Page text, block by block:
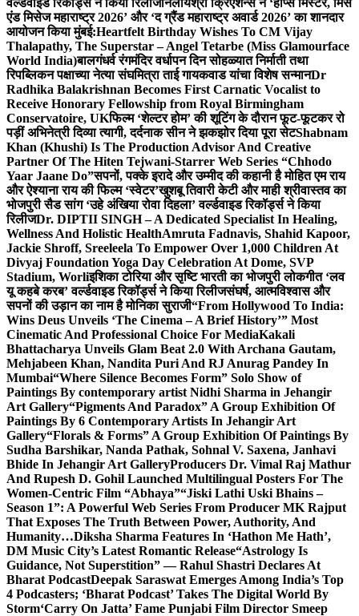
वर्ल्डवाइड रिकॉर्ड्स ने किया रिलीजनिलायश्री क्रिएशन्स ने ‘होप्स मिस्टर, मिस
एंड मिसेज महाराष्ट्र 2026’ और ‘द ग्रैंड महाराष्ट्र अवार्ड 2026’ का शानदार
आयोजन किया मुंबई:Heartfelt Birthday Wishes To CM Vijay
Thalapathy, The Superstar – Angel Tetarbe (Miss Glamourface
World India)बालगंधर्व रंगमंदिर वर्धापन दिन सोहळ्यात निर्माती तथा
रिपब्लिकन पक्षाच्या नेत्या संघमित्रा ताई गायकवाड यांचा विशेष सन्मानDr
Radhika Balakrishnan Becomes First Carnatic Vocalist to
Receive Honorary Fellowship from Royal Birmingham
Conservatoire, UKफिल्म ‘शेल्टर होम’ की शूटिंग के दौरान फूट-फूटकर रो
पड़ीं अभिनेत्री दिव्या त्यागी, दर्दनाक सीन ने झकझोर दिया पूरा सेटShabnam
Khan (Khushi) Is The Production Advisor And Creative
Partner Of The Hiten Tejwani-Starrer Web Series “Chhodo
Yaar Jaane Do”सपनों, पक्के इरादे और उम्मीद की कहानी है मोहित एम राय
और ऐश्याना राय की फिल्म ‘स्वेटर’खुशबू तिवारी केटी और माही श्रीवास्तव का
भोजपुरी सैड सांग ‘उहे अंखिया रोवा दिहला’ वर्ल्डवाइड रिकॉर्ड्स ने किया
रिलीजDr. DIPTII SINGH – A Dedicated Specialist In Healing,
Wellness And Holistic HealthAmruta Fadnavis, Shahid Kapoor,
Jackie Shroff, Sreeleela To Empower Over 1,000 Children At
Divyaj Foundation Yoga Day Celebration At Dome, SVP
Stadium, Worliइशिका टोरिया और सृष्टि भारती का भोजपुरी लोकगीत ‘लव
यू कहबे करब’ वर्ल्डवाइड रिकॉर्ड्स ने किया रिलीजसंघर्ष, आत्मविश्वास और
सपनों की उड़ान का नाम है मोनिका सुराजी“From Hollywood To India:
Wins Deus Unveils ‘The Cinema – A Brief History’” Most
Cinematic And Professional Choice For MediaKakali
Bhattacharya Unveils Glam Beat 2.0 With Archana Gautam,
Mehjabeen Khan, Nandita Puri And RJ Anurag Pandey In
Mumbai“Where Silence Becomes Form” Solo Show of
Paintings By contemporary artist Nidhi Sharma in Jehangir
Art Gallery“Pigments And Paradox” A Group Exhibition Of
Paintings By 6 Contemporary Artists In Jehangir Art
Gallery“Florals & Forms” A Group Exhibition Of Paintings By
Sudha Barshikar, Nanda Pathak, Sohnal V. Saxena, Janhavi
Bhide In Jehangir Art GalleryProducers Dr. Vimal Raj Mathur
And Rupesh D. Gohil Launched Multilingual Posters For The
Women-Centric Film “Abhaya”“Jiski Lathi Uski Bhains –
Season 1”: A Powerful Web Series From Producer MK Rajput
That Exposes The Truth Between Power, Authority, And
Humanity…Diksha Sharma Features In ‘Hathon Me Hath’,
DM Music City’s Latest Romantic Release“Astrology Is
Guidance, Not Superstition” — Rahul Shastri Declares At
Bharat PodcastDeepak Saraswat Emerges Among India’s Top
4 Podcasters; ‘Bharat Podcast’ Takes The Digital World By
Storm‘Carry On Jatta’ Fame Punjabi Film Director Smeep